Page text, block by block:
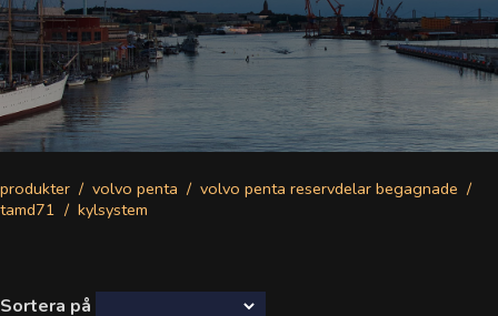
produkter volvo penta
volvo penta reservdelar begagnade
tamd71
kylsystem
Sortera på